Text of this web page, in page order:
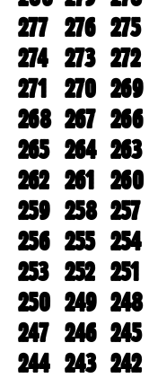
277 276 275
274 273 272
271 270 269
268 267 266
265 264 263
262 261 260
259 258 257
256 255 254
253 252 251
250 249 248
247 246 245
244 243 242